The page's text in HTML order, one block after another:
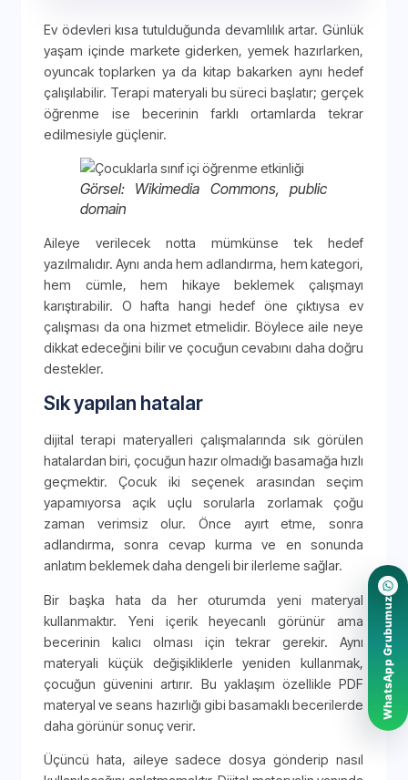
Ev ödevleri kısa tutulduğunda devamlılık artar. Günlük
yaşam içinde markete giderken, yemek hazırlarken,
oyuncak toplarken ya da kitap bakarken aynı hedef
çalışılabilir. Terapi materyali bu süreci başlatır; gerçek
öğrenme ise becerinin farklı ortamlarda tekrar
edilmesiyle güçlenir.
Görsel: Wikimedia Commons, public
domain
Aileye verilecek notta mümkünse tek hedef
yazılmalıdır. Aynı anda hem adlandırma, hem kategori,
hem cümle, hem hikaye beklemek çalışmayı
karıştırabilir. O hafta hangi hedef öne çıktıysa ev
çalışması da ona hizmet etmelidir. Böylece aile neye
dikkat edeceğini bilir ve çocuğun cevabını daha doğru
destekler.
Sık yapılan hatalar
dijital terapi materyalleri çalışmalarında sık görülen
hatalardan biri, çocuğun hazır olmadığı basamağa hızlı
geçmektir. Çocuk iki seçenek arasından seçim
yapamıyorsa açık uçlu sorularla zorlamak çoğu
zaman verimsiz olur. Önce ayırt etme, sonra
adlandırma, sonra cevap kurma ve en sonunda
anlatım beklemek daha dengeli bir ilerleme sağlar.
Bir başka hata da her oturumda yeni materyal
kullanmaktır. Yeni içerik heyecanlı görünür ama
becerinin kalıcı olması için tekrar gerekir. Aynı
materyali küçük değişikliklerle yeniden kullanmak,
çocuğun güvenini artırır. Bu yaklaşım özellikle PDF
materyal ve seans hazırlığı gibi basamaklı becerilerde
daha görünür sonuç verir.
Üçüncü hata, aileye sadece dosya gönderip nasıl
WhatsApp Grubumuz